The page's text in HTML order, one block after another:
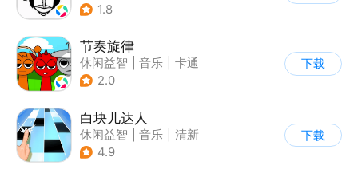
1.8
节奏旋律
休闲益智 音乐
卡通
2.0
下载
白块儿达人
休闲益智 音乐
清新
| 多比特
4.9
下载